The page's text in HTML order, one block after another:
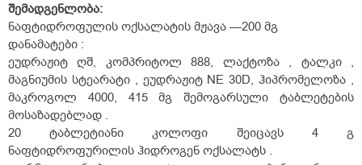
შემადგენლობა:
ნაფტიდროფულის ოქსალატის მჟავა —200 მგ
დანამატები :
ეუდრაჟიტ ღშ, კომპრიტოლ 888, ლაქტოზა , ტალკი ,
მაგნიუმის სტეარატი , ეუდრაჟიტ NE 30D, ჰიპრომელოზა ,
მაკროგოლ 4000, 415 მგ შემოგარსული ტაბლეტების
მოსაზადებლად .
20 ტაბლეტიანი კოლოფი შეიცავს 4 გ
ნაფტიდროფურილის ჰიდროგენ ოქსალატს .